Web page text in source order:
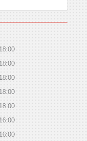
18:00
18:00
18:00
18:00
18:00
16:00
16:00